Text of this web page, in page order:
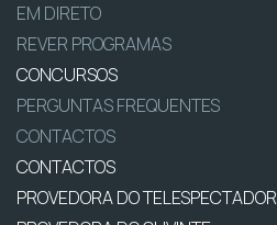
EM DIRETO
REVER PROGRAMAS
CONCURSOS
PERGUNTAS FREQUENTES
CONTACTOS
CONTACTOS
PROVEDORA DO TELESPECTADOR